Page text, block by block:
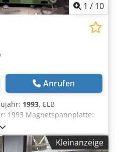
1 / 10
Anrufen
1993, ELB
1993 Magnetspannplatte:
Zustellvorschub Mit
Viele
AhtsrfKleinanzeige